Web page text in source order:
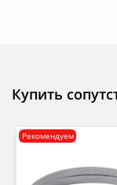
Купить
Рекомендуем